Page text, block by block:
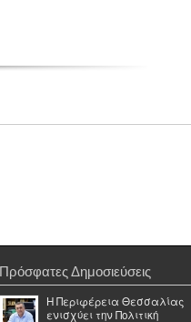
Πρόσφατες Δημοσιεύσεις
Η Περιφέρεια Θεσσαλίας
ενισχύει την Πολιτική